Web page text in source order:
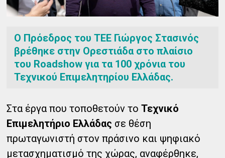
Ο Πρόεδρος του ΤΕΕ Γιώργος Στασινός
βρέθηκε στην Ορεστιάδα στο πλαίσιο
του Roadshow για τα 100 χρόνια του
Τεχνικού Επιμελητηρίου Ελλάδας.
Στα έργα που τοποθετούν τοΤεχνικό
Επιμελητήριο Ελλάδας σε θέση
πρωταγωνιστή στον πράσινο και ψηφιακό
μετασχηματισμό της χώρας, αναφέρθηκε,